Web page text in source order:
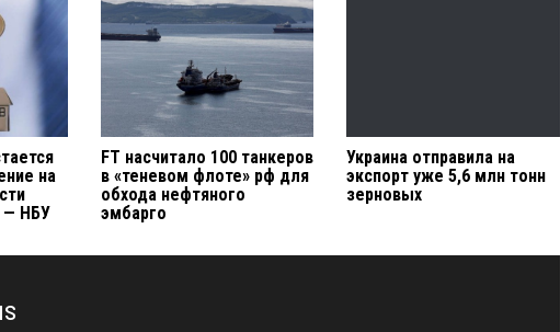
на
— НБУ
FT насчитало 100 танкеров
в «теневом флоте» рф для
обхода нефтяного
эмбарго
Украина отправила на
экспорт уже 5,6 млн тонн
зерновых